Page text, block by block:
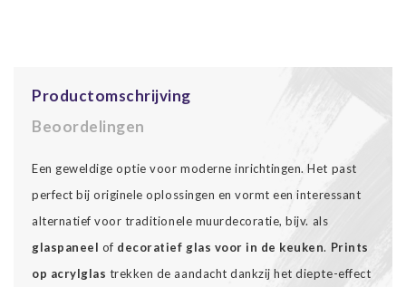
Productomschrijving
Beoordelingen
Een geweldige optie voor moderne inrichtingen. Het past
perfect bij originele oplossingen en vormt een interessant
alternatief voor traditionele muurdecoratie, bijv. als
glaspaneel of decoratief glas voor in de keuken. Prints
op acrylglas trekken de aandacht dankzij het diepte-effect